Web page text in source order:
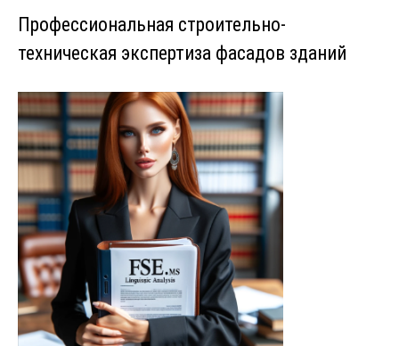
Профессиональная строительно-
техническая экспертиза фасадов зданий